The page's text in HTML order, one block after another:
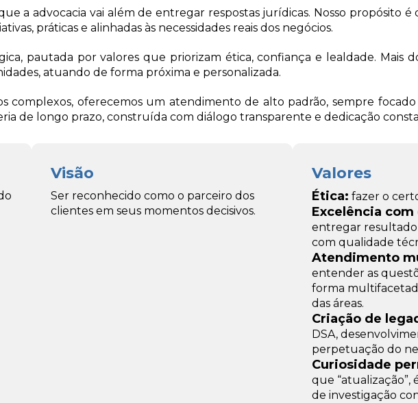
a advocacia vai além de entregar respostas jurídicas. Nosso propósito
práticas e alinhadas às necessidades reais dos negócios.
pautada por valores que priorizam ética, confiança e lealdade. Mais
atuando de forma próxima e personalizada.
complexos, oferecemos um atendimento de alto padrão, sempre
de longo prazo, construída com diálogo transparente e dedicação
Visão
Ser reconhecido como o parceiro dos
clientes em seus momentos decisivos.
Valores
Ética: fazer o
Excelência
entregar
com qualidade
Atendimento
entender as
forma
das áreas.
Criação de
DSA,
perpetuação do
Curiosidade
que
de investigação